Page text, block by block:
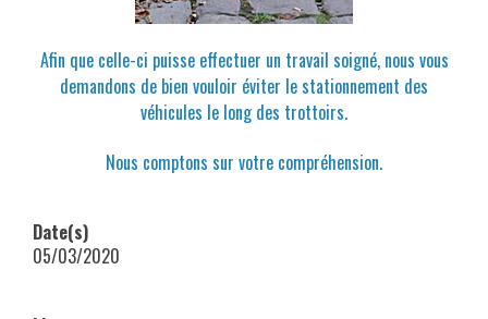
Afin que celle-ci puisse effectuer un travail soigné, nous vous
demandons de bien vouloir éviter le stationnement des
véhicules le long des trottoirs.
Nous comptons sur votre compréhension.
Date(s)
05/03/2020